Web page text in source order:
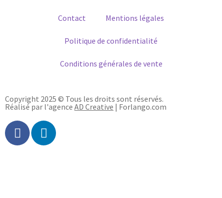
Contact Mentions légales
Politique de confidentialité
Conditions générales de vente
Copyright 2025 © Tous les droits sont réservés.
Réalisé par l'agence AD Creative | Forlango.com